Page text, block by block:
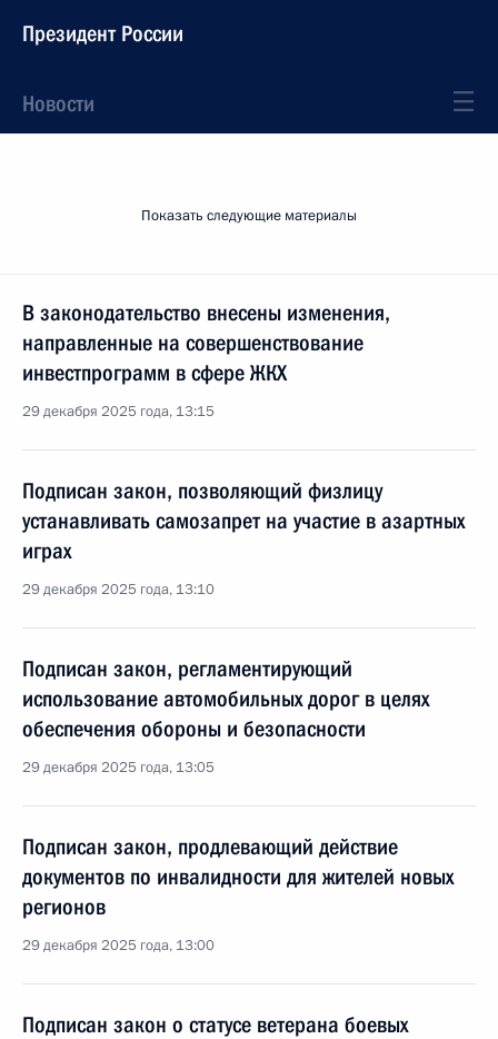
Президент России
Новости
Показать следующие материалы
В законодательство внесены изменения,
направленные на совершенствование
инвестпрограмм в сфере ЖКХ
29 декабря 2025 года, 13:15
Подписан закон, позволяющий физлицу
устанавливать самозапрет на участие в азартных
играх
29 декабря 2025 года, 13:10
Подписан закон, регламентирующий
использование автомобильных дорог в целях
обеспечения обороны и безопасности
29 декабря 2025 года, 13:05
Подписан закон, продлевающий действие
документов по инвалидности для жителей новых
регионов
29 декабря 2025 года, 13:00
Подписан закон о статусе ветерана боевых